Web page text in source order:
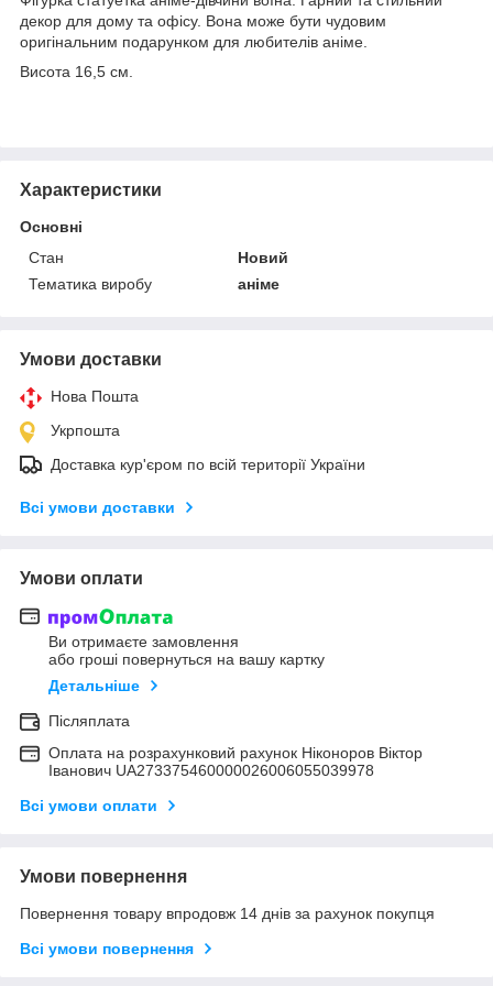
декор для дому та офісу. Вона може бути чудовим
оригінальним подарунком для любителів аніме.
Висота 16,5 см.
Характеристики
Основні
Стан
Новий
Тематика виробу
аніме
Умови доставки
Нова Пошта
Укрпошта
Доставка кур'єром по всій території України
Всі умови доставки
Умови оплати
Ви отримаєте замовлення
або гроші повернуться на вашу картку
Детальніше
Післяплата
Оплата на розрахунковий рахунок Ніконоров Віктор
Іванович UA273375460000026006055039978
Всі умови оплати
Умови повернення
Повернення товару впродовж 14 днів за рахунок покупця
Всі умови повернення